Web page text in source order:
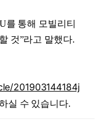
를 통해 모빌리티
것”라고 말했다.
201903144184j
실 수 있습니다.